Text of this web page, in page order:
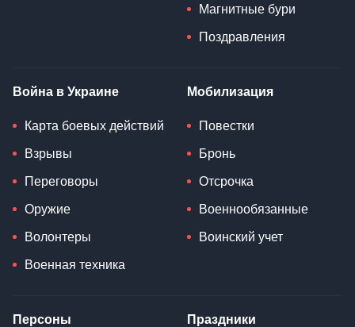
Магнитные бури
Поздравления
Война в Украине
Карта боевых действий
Взрывы
Переговоры
Оружие
Волонтеры
Военная техника
Мобилизация
Повестки
Бронь
Отсрочка
Военнообязанные
Воинский учет
Персоны Праздники